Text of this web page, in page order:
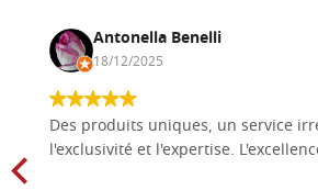
Antonella Benelli
18/12/2025
Des produits uniques, un service
l'exclusivité et l'expertise.